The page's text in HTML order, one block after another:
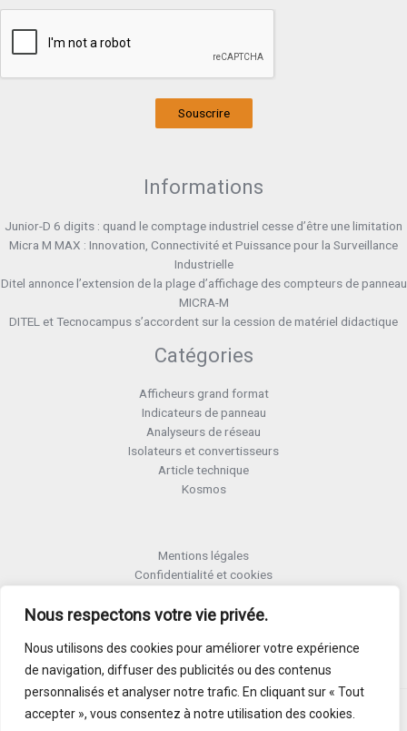
Nous respectons votre vie privée.
Nous utilisons des cookies pour améliorer votre expérience
de navigation, diffuser des publicités ou des contenus
personnalisés et analyser notre trafic. En cliquant sur « Tout
accepter », vous consentez à notre utilisation des cookies.
Souscrire
Informations
Junior-D 6 digits : quand le comptage industriel cesse d’être une limitation
Micra M MAX : Innovation, Connectivité et Puissance pour la Surveillance
Industrielle
Ditel annonce l’extension de la plage d’affichage des compteurs de panneau
MICRA-M
DITEL et Tecnocampus s’accordent sur la cession de matériel didactique
Catégories
Afficheurs grand format
Indicateurs de panneau
Analyseurs de réseau
Isolateurs et convertisseurs
Article technique
Kosmos
Mentions légales
Confidentialité et cookies
Termes et conditions RMA
Activer Garantie
Copyright © 2026